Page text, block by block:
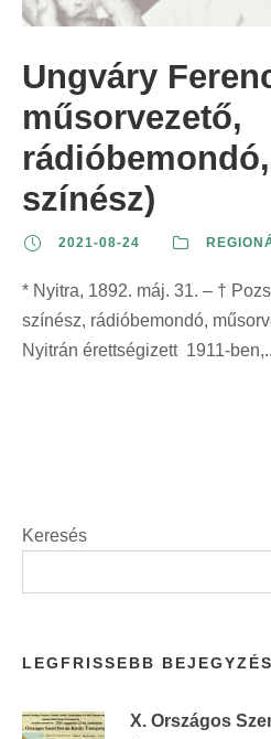
tr
n
t
:
r
n
t
:
Ungváry
műsorvezető,
színész)
2021-08-24
* Nyitra, 1892. máj. 31. – †
színész, rádióbemondó,
Nyitrán érettségizett 1911-
Keresés
LEGFRISSEBB
X. Országos